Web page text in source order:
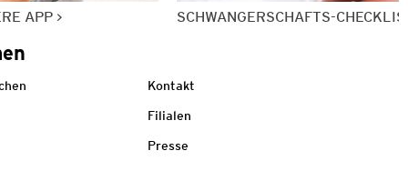
APP SCHWANGERSCHAFTS-
Kontakt
Filialen
Presse